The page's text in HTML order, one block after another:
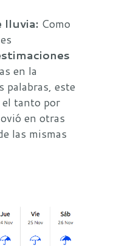
lluvia: Como
en la
palabras, este
el tanto por
en otras
las mismas